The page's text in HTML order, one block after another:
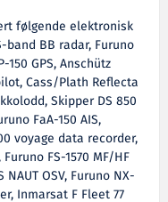
følgende elektronisk
band BB radar, Furuno
150 GPS, Anschütz
Cass/Plath Reflecta
Skipper DS 850
FaA-150 AIS,
voyage data recorder,
FS-1570 MF/HF
OSV, Furuno NX-
Inmarsat F Fleet 77